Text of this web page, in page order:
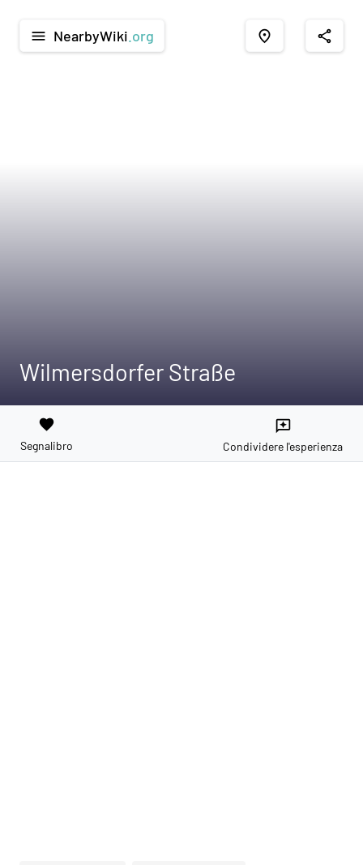
menu NearbyWiki .org place share
Wilmersdorfer Straße
favorite
Segnalibro
reviews
Condividere l'esperienza